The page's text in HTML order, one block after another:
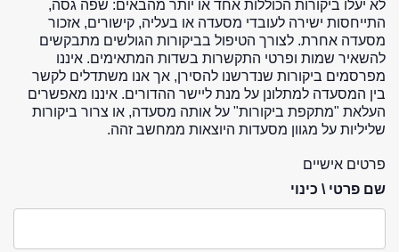
לא יעלו ביקורות הכוללות אחד או יותר מהבאים: שפה גסה,
התייחסות ישירה לעובדי מסעדה או בעליה, קישורים, אזכור
מסעדה אחרת. לצורך הטיפול בביקורות הגולשים מתבקשים
להשאיר שמות ופרטי התקשרות בשדות המתאימים. איננו
מפרסמים ביקורות שנדרשנו להסירן, אך אנו משתדלים לקשר
בין המסעדה למתלונן על מנת ליישר ההדורים. איננו מאפשרים
העלאת "מתקפת ביקורות" על אותה מסעדה, או צרור ביקורות
שליליות על מגוון מסעדות היוצאות ממחשב זהה.
פרטים אישיים
שם פרטי \ כינוי